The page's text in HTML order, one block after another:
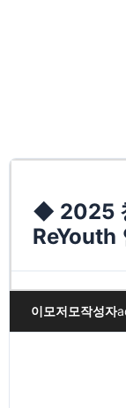
◆ 2025
이모저모작성자